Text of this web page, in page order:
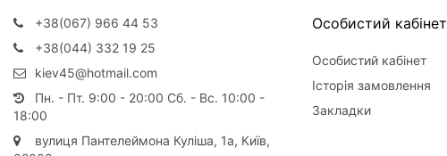
+38(067) 966 44 53
+38(044) 332 19 25
kiev45@hotmail.com
Пн. - Пт. 9:00 - 20:00 Сб. - Вс. 10:00 -
18:00
вулиця Пантелеймона Куліша, 1а, Київ,
Особистий кабінет
Особистий кабінет
Історія замовлення
Закладки